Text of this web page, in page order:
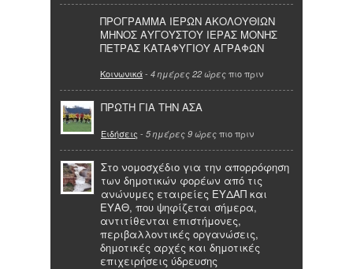
ΠΡΟΓΡΑΜΜΑ ΙΕΡΩΝ ΑΚΟΛΟΥΘΙΩΝ
ΜΗΝΟΣ ΑΥΓΟΥΣΤΟΥ ΙΕΡΑΣ ΜΟΝΗΣ
ΠΕΤΡΑΣ ΚΑΤΑΦΥΓΙΟΥ ΑΓΡΑΦΩΝ
Κοινωνικά- 4 ημέρες 22 ώρες πιο πριν
ΠΡΩΤΗ ΓΙΑ ΤΗΝ ΑΣΑ
Ειδήσεις - 5 ημέρες 9 ώρες πιο πριν
Στο νομοσχέδιο για την απορρόφηση
των δημοτικών φορέων από τις
ανώνυμες εταιρείες ΕΥΔΑΠ και
ΕΥΑΘ, που ψηφίζεται σήμερα,
αντιτίθενται επιστήμονες,
περιβαλλοντικές οργανώσεις,
δημοτικές αρχές και δημοτικές
επιχειρήσεις ύδρευσης